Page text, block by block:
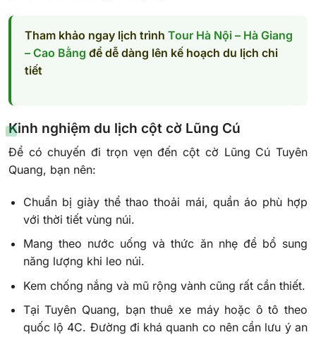
Tham khảo ngay lịch trình Tour Hà Nội – Hà Giang
– Cao Bằng để dễ dàng lên kế hoạch du lịch chi
tiết
Kinh nghiệm du lịch cột cờ Lũng Cú
Để có chuyến đi trọn vẹn đến cột cờ Lũng Cú Tuyên
Quang, bạn nên:
Chuẩn bị giày thể thao thoải mái, quần áo phù hợp
với thời tiết vùng núi.
Mang theo nước uống và thức ăn nhẹ để bổ sung
năng lượng khi leo núi.
Kem chống nắng và mũ rộng vành cũng rất cần thiết.
Tại Tuyên Quang, bạn thuê xe máy hoặc ô tô theo
quốc lộ 4C. Đường đi khá quanh co nên cần lưu ý an